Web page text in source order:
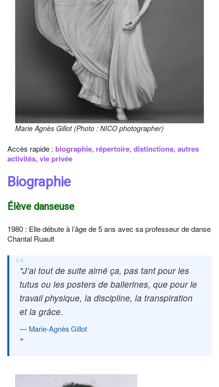
Marie Agnès Gillot (Photo : NICO photographer)
Accès rapide : biographie, répertoire, distinctions, autres
activités, vie privée
Biographie
Élève danseuse
1980 : Elle débute à l’âge de 5 ans avec sa professeur de danse
Chantal Ruault
J’ai tout de suite aimé ça, pas tant pour les
tutus ou les posters de ballerines, que pour le
travail physique, la discipline, la transpiration
et la grâce.
Marie-Agnès Gillot